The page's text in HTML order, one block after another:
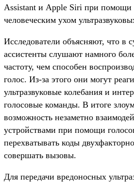
Assistant и Apple Siri при помощи
человеческим ухом
Исследователи объясняют, что в
ассистенты слушают намного
частоту, чем способен
голос. Из-за этого они могут
ультразвуковые колебания и
голосовые команды. В итоге
возможность незаметно
устройствами при помощи
перехватывать коды
совершать вызовы.
Для передачи вредоносных